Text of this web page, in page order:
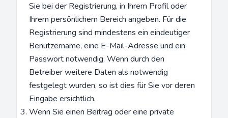
Sie bei der Registrierung, in Ihrem Profil oder
Ihrem persönlichem Bereich angeben. Für die
Registrierung sind mindestens ein eindeutiger
Benutzername, eine E-Mail-Adresse und ein
Passwort notwendig. Wenn durch den
Betreiber weitere Daten als notwendig
festgelegt wurden, so ist dies für Sie vor deren
Eingabe ersichtlich.
Wenn Sie einen Beitrag oder eine private